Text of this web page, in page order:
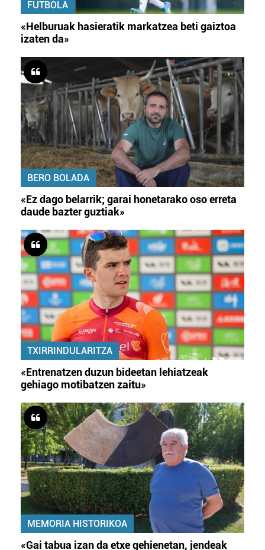
FUTBOLA
«Helburuak hasieratik markatzea beti gaiztoa
izaten da»
BERO BOLADA
«Ez dago belarrik; garai honetarako oso erreta
daude bazter guztiak»
TXIRRINDULARITZA
«Entrenatzen duzun bideetan lehiatzeak
gehiago motibatzen zaitu»
MEMORIA HISTORIKOA
«Gai tabua izan da etxe gehienetan, jendeak